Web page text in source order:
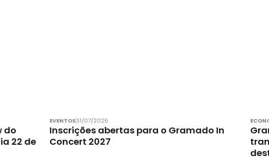
do
22 de
EVENTOS31/07/2026
Inscrições abertas para o Gramado In
Concert 2027